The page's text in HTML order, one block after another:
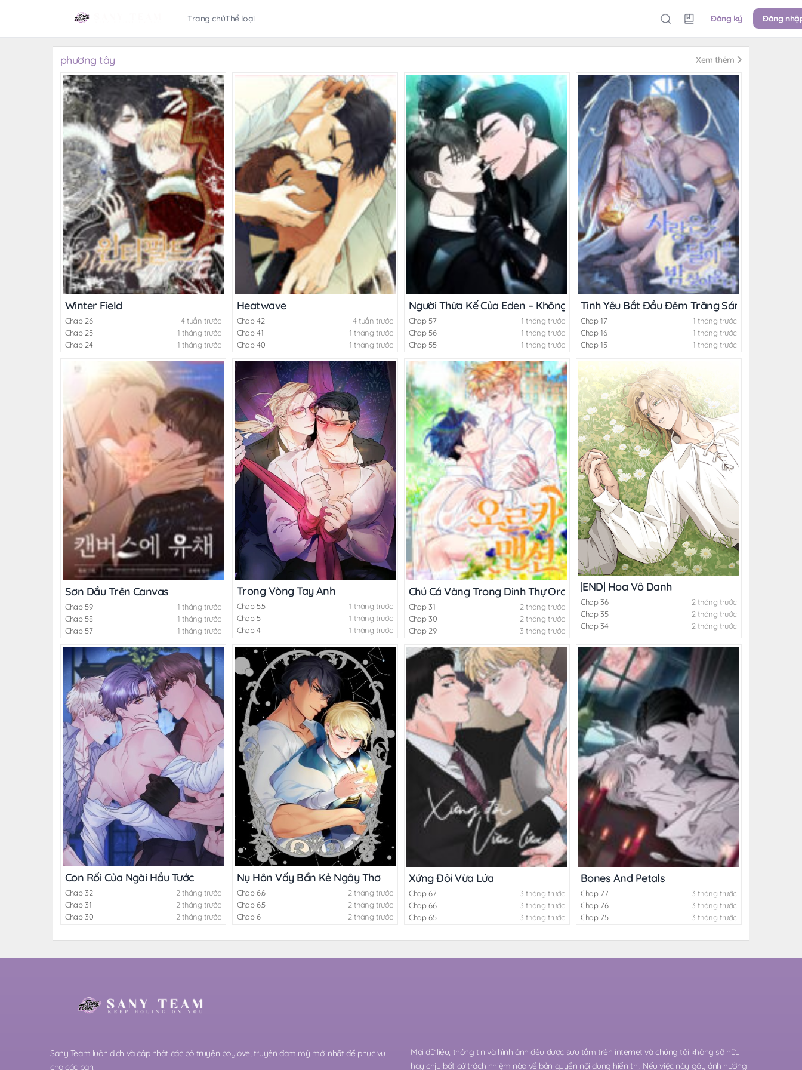
Trang chủThể loại Đăng ký Đăng
phương tây Xem thêm
Winter Field
Chap 26
4 tuần trước
Chap 25
1 tháng trước
Chap 24
1 tháng trước
Heatwave
Chap 42
4 tuần trước
Chap 41
1 tháng trước
Chap 40
1 tháng trước
Người Thừa Kế Của Eden – Không Che
Chap 57
1 tháng trước
Chap 56
1 tháng trước
Chap 55
1 tháng trước
Tình Yêu Bắt Đầu Đêm Trăng Sáng
Chap 17
1 tháng trước
Chap 16
1 tháng trước
Chap 15
1 tháng trước
Sơn Dầu Trên Canvas
Chap 59
1 tháng trước
Chap 58
1 tháng trước
Chap 57
1 tháng trước
Trong Vòng Tay Anh
Chap 5.5
1 tháng trước
Chap 5
1 tháng trước
Chap 4
1 tháng trước
Chú Cá Vàng Trong Dinh Thự Orca
Chap 31
2 tháng trước
Chap 30
2 tháng trước
Chap 29
3 tháng trước
|END| Hoa Vô Danh
Chap 36
2 tháng trước
Chap 35
2 tháng trước
Chap 34
2 tháng trước
Con Rối Của Ngài Hầu Tước
Chap 32
2 tháng trước
Chap 31
2 tháng trước
Chap 30
2 tháng trước
Nụ Hôn Vấy Bẩn Kẻ Ngây Thơ
Chap 6.6
2 tháng trước
Chap 6.5
2 tháng trước
Chap 6
2 tháng trước
Xứng Đôi Vừa Lứa
Chap 67
3 tháng trước
Chap 66
3 tháng trước
Chap 65
3 tháng trước
Bones And Petals
Chap 77
3 tháng trước
Chap 76
3 tháng trước
Chap 75
3 tháng trước
Sany Team luôn dịch và cập nhật các bộ truyện boylove, truyện đam mỹ mới nhất để phục vụ
cho các bạn.
Mọi dữ liệu, thông tin và hình ảnh đều được sưu tầm trên internet và chúng tôi không sỡ hữu
hay chịu bất cứ trách nhiệm nào về bản quyền nội dung hiển thị. Nếu việc này gây ảnh hưởng